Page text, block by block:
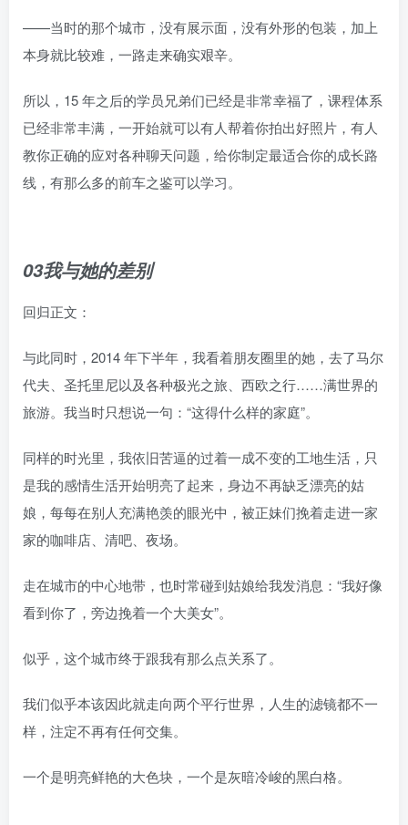
——当时的那个城市，没有展示面，没有外形的包装，加上
本身就比较难，一路走来确实艰辛。
所以，15 年之后的学员兄弟们已经是非常幸福了，课程体系
已经非常丰满，一开始就可以有人帮着你拍出好照片，有人
教你正确的应对各种聊天问题，给你制定最适合你的成长路
线，有那么多的前车之鉴可以学习。
03我与她的差别
回归正文：
与此同时，2014 年下半年，我看着朋友圈里的她，去了马尔
代夫、圣托里尼以及各种极光之旅、西欧之行……满世界的
旅游。我当时只想说一句：“这得什么样的家庭”。
同样的时光里，我依旧苦逼的过着一成不变的工地生活，只
是我的感情生活开始明亮了起来，身边不再缺乏漂亮的姑
娘，每每在别人充满艳羡的眼光中，被正妹们挽着走进一家
家的咖啡店、清吧、夜场。
走在城市的中心地带，也时常碰到姑娘给我发消息：“我好像
看到你了，旁边挽着一个大美女”。
似乎，这个城市终于跟我有那么点关系了。
我们似乎本该因此就走向两个平行世界，人生的滤镜都不一
样，注定不再有任何交集。
一个是明亮鲜艳的大色块，一个是灰暗冷峻的黑白格。